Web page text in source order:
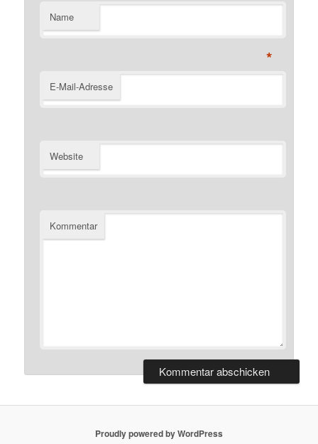
Name
E-Mail-Adresse
*
Website
Kommentar
Proudly powered by WordPress